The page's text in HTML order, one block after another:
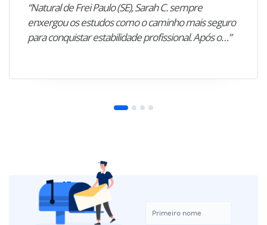
“Natural de Frei Paulo (SE), Sarah C. sempre
enxergou os estudos como o caminho mais seguro
para conquistar estabilidade profissional. Após o…”